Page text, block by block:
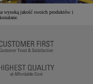
wysoką jakość swoich produktów i